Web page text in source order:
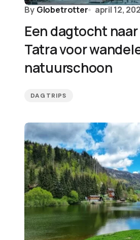
By Globetrotter april 12,
Een dagtocht
Tatra voor
natuurschoon
DAGTRIPS